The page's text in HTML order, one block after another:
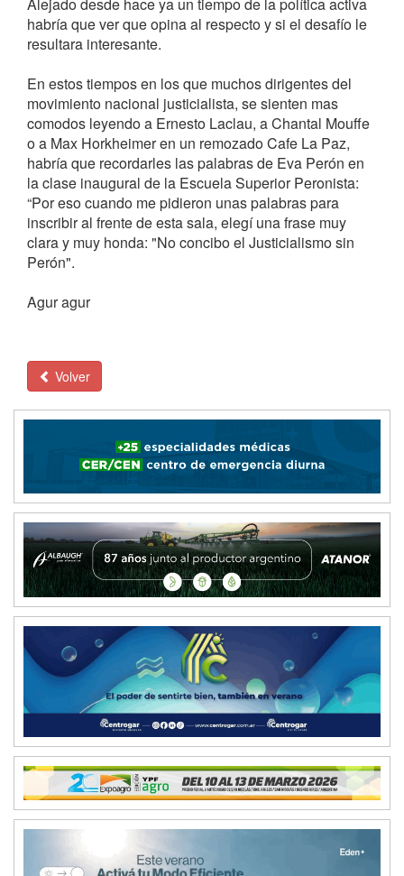
habría que ver que opina al respecto y si el desafío le
resultara interesante.
En estos tiempos en los que muchos dirigentes del
movimiento nacional justicialista, se sienten mas
comodos leyendo a Ernesto Laclau, a Chantal Mouffe
o a Max Horkheimer en un remozado Cafe La Paz,
habría que recordarles las palabras de Eva Perón en
la clase inaugural de la Escuela Superior Peronista:
“Por eso cuando me pidieron unas palabras para
inscribir al frente de esta sala, elegí una frase muy
clara y muy honda: "No concibo el Justicialismo sin
Perón".
Agur agur
Volver